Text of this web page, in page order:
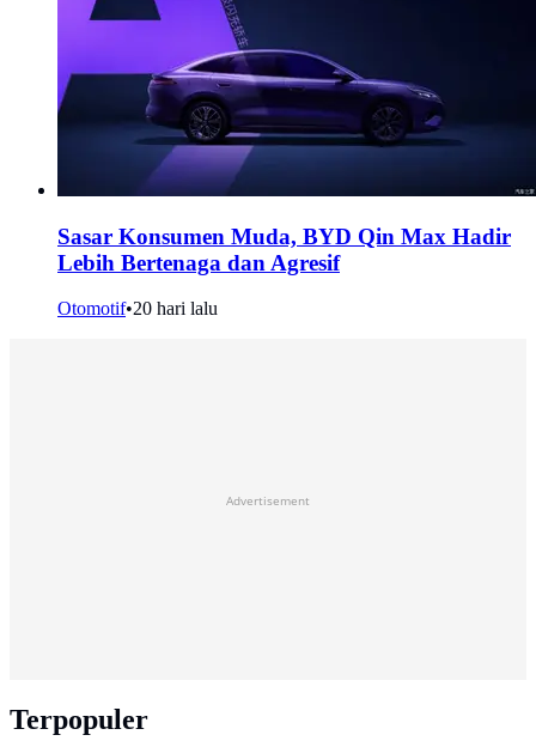
Sasar Konsumen Muda, BYD Qin Max Hadir
Lebih Bertenaga dan Agresif
Otomotif•20 hari lalu
Advertisement
Terpopuler